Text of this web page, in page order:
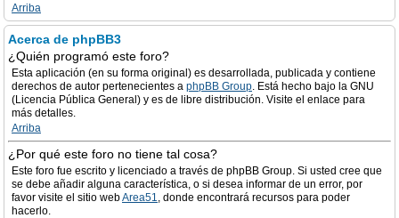
Arriba
Acerca de phpBB3
¿Quién programó este foro?
Esta aplicación (en su forma original) es desarrollada, publicada y contiene
derechos de autor pertenecientes a phpBB Group. Está hecho bajo la GNU
(Licencia Pública General) y es de libre distribución. Visite el enlace para
más detalles.
Arriba
¿Por qué este foro no tiene tal cosa?
Este foro fue escrito y licenciado a través de phpBB Group. Si usted cree que
se debe añadir alguna característica, o si desea informar de un error, por
favor visite el sitio webArea51, donde encontrará recursos para poder
hacerlo.